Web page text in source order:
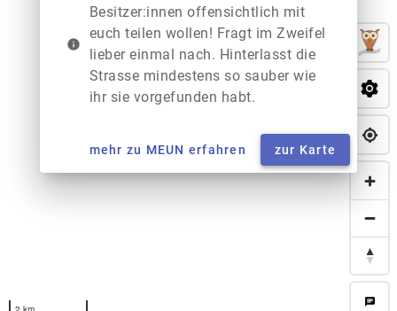
chat
info
Besitzer:innen offensichtlich mit
euch teilen wollen! Fragt im Zweifel
lieber einmal nach. Hinterlasst die
Strasse mindestens so sauber wie
ihr sie vorgefunden habt.
mehr zu MEUN erfahren zur Karte